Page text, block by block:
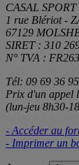
CASAL SPORT
1 rue Blériot -
67129
SIRET : 310
N° TVA :
Tél: 09 69 36
Prix d'un appel
(lun-jeu 8h30-
- Accéder au
- Imprimer un